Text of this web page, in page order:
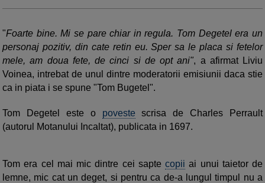
"Foarte bine. Mi se pare chiar in regula. Tom Degetel era un
personaj pozitiv, din cate retin eu. Sper sa le placa si fetelor
mele, am doua fete, de cinci si de opt ani", a afirmat Liviu
Voinea, intrebat de unul dintre moderatorii emisiunii daca stie
ca in piata i se spune "Tom Bugetel".
Tom Degetel este o poveste scrisa de Charles Perrault
(autorul Motanului Incaltat), publicata in 1697.
Tom era cel mai mic dintre cei sapte copii ai unui taietor de
lemne, mic cat un deget, si pentru ca de-a lungul timpul nu a